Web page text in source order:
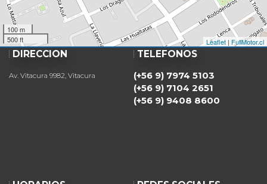
100 m
500 ft
Leaflet | FullMotor.cl
DIRECCIÓN
Av. Vitacura 9982, Vitacura
TELÉFONOS
(+56 9) 7974 5103
(+56 9) 7104 2651
(+56 9) 9408 8600